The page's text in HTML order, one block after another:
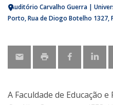
Auditório Carvalho Guerra |
Porto Rua de Diogo Botelho 1327
A Faculdade de Educação